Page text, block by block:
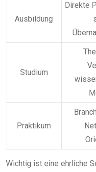
Ausbildung
Direkte
Studium
Praktikum
Wichtig ist eine ehrliche